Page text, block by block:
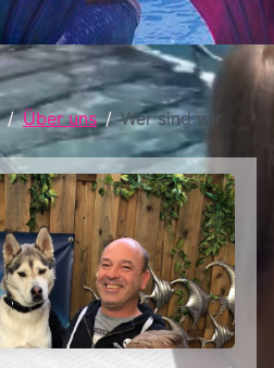
Über uns Wer sind wir